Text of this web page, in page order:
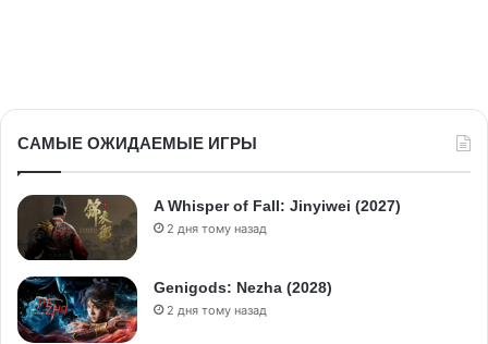
САМЫЕ ОЖИДАЕМЫЕ ИГРЫ
A Whisper of Fall: Jinyiwei (2027)
2 дня тому назад
Genigods: Nezha (2028)
2 дня тому назад